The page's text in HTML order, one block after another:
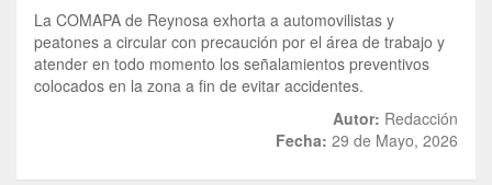
La COMAPA de Reynosa exhorta a automovilistas y
peatones a circular con precaución por el área de trabajo y
atender en todo momento los señalamientos preventivos
colocados en la zona a fin de evitar accidentes.
Autor: Redacción
Fecha: 29 de Mayo, 2026